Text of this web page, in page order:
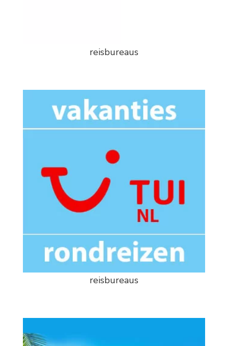
reisbureaus
reisbureaus